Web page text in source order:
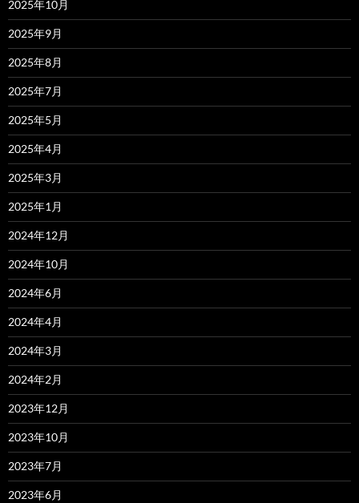
2025年10月
2025年9月
2025年8月
2025年7月
2025年5月
2025年4月
2025年3月
2025年1月
2024年12月
2024年10月
2024年6月
2024年4月
2024年3月
2024年2月
2023年12月
2023年10月
2023年7月
2023年6月